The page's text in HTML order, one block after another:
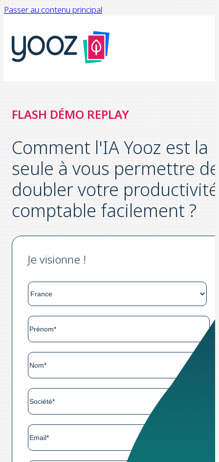
Passer au contenu principal
FLASH DÉMO REPLAY
Comment l'IA Yooz est la
seule à vous permettre de
doubler votre productivité
comptable facilement ?
Je visionne !